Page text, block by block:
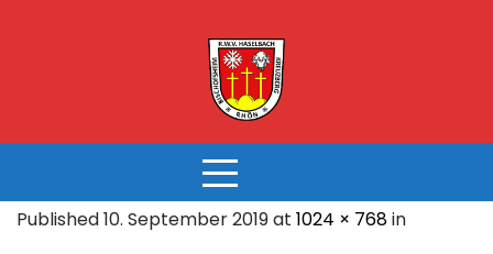
Published 10. September 2019 at 1024 × 768in